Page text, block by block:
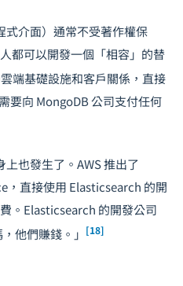
式介面）通常不受著作權保
都可以開發一個「相容」的替
端基礎設施和客戶關係，直接
要向 MongoDB 公司支付任何
也發生了。AWS 推出了
，直接使用 Elasticsearch 的開
。Elasticsearch 的開發公司
他們賺錢。」 [18]